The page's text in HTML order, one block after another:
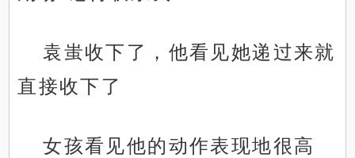
袁蚩收下了，他看见她递过来就
直接收下了
女孩看见他的动作表现地很高